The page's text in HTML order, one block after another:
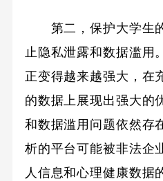
第二，保护大学生
止隐私泄露和数据滥用
正变得越来越强大，在
的数据上展现出强大的
和数据滥用问题依然存
析的平台可能被非法企
人信息和心理健康数据